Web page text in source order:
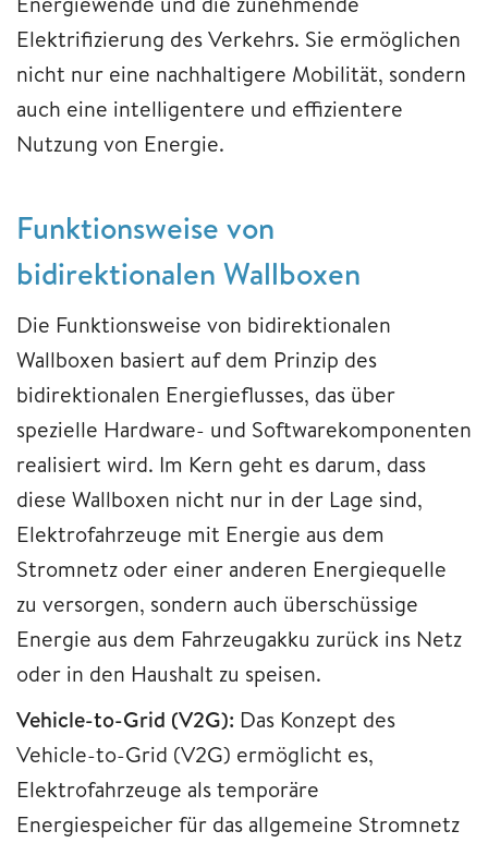
Elektrifizierung des Verkehrs. Sie ermöglichen
nicht nur eine nachhaltigere Mobilität, sondern
auch eine intelligentere und effizientere
Nutzung von Energie.
Funktionsweise von
bidirektionalen Wallboxen
Die Funktionsweise von bidirektionalen
Wallboxen basiert auf dem Prinzip des
bidirektionalen Energieflusses, das über
spezielle Hardware- und Softwarekomponenten
realisiert wird. Im Kern geht es darum, dass
diese Wallboxen nicht nur in der Lage sind,
Elektrofahrzeuge mit Energie aus dem
Stromnetz oder einer anderen Energiequelle
zu versorgen, sondern auch überschüssige
Energie aus dem Fahrzeugakku zurück ins Netz
oder in den Haushalt zu speisen.
Vehicle-to-Grid (V2G): Das Konzept des
Vehicle-to-Grid (V2G) ermöglicht es,
Elektrofahrzeuge als temporäre
Energiespeicher für das allgemeine Stromnetz